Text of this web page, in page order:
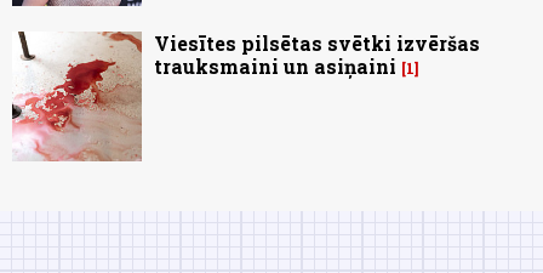
Viesītes pilsētas svētki izvēršas
trauksmaini un asiņaini
1